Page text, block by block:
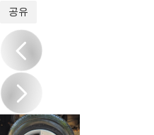
공유
/20